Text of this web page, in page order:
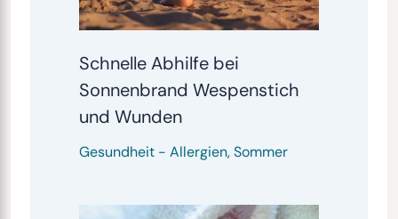
Schnelle Abhilfe bei
Sonnenbrand Wespenstich
und Wunden
Gesundheit- Allergien,Sommer